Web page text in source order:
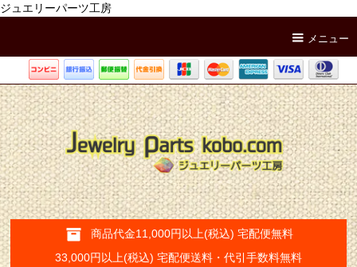
ジュエリーパーツ工房
メニュー
商品代金11,000円以上(税込) 宅配便無料
33,000円以上(税込) 宅配便送料・代引手数料無料